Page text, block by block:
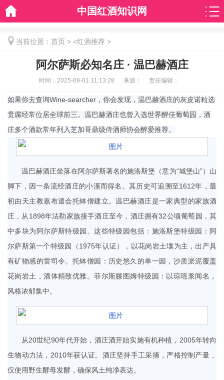
中国红酒知识网
当前位置： 首页 > <红酒推荐 >
阿尔萨斯必知名庄 · 温巴赫酒庄
时间： 2025-09-01 11:13:28 来源： 责任编辑：
如果你去查询Wine-searcher，你会发现，温巴赫酒庄的灰皮诺粒选
贵腐经常位居全球前三。温巴赫酒庄也曾入选世界醉佳葡萄园，酒
庄多个酒款常年列入芝加哥鼎级侍酒师协会醉爱推荐。
温巴赫酒庄坐落在阿尔萨斯著名的施洛斯堡（意为“城堡山”）山
脚下，因一条流经酒庄的小溪而得名。其历史可追溯至1612年，最
初由天主教嘉布遣会托钵僧建立。温巴赫酒庄是一家典型的家族酒
庄，从1898年法勒家族接手酒庄至今，酒庄拥有32公顷葡萄园，其
中多块为阿尔萨斯特级园。这些特级园包括：施洛斯堡特级园：阿
尔萨斯第一个特级园（1975年认证），以花岗岩土壤为主，出产具
有矿物感的雷司令。托钵僧园：历史悠久的单一园，沙质淤泥覆盖
花岗岩土，酒体精致优雅。菲尔斯滕图姆特级园：以琼瑶浆闻名，
风格浓郁集中。
从20世纪90年代开始，酒庄酒开始实施有机种植，2005年转向
生物动力法，2010年获认证。酒庄坚持手工采摘，严格控制产量，
仅使用野生酵母发酵，确保风土纯净表达。